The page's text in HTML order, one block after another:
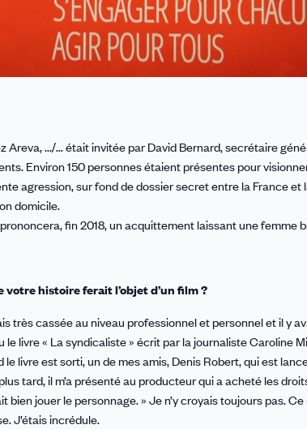
Areva, .../... était invitée par David Bernard, secrétaire
Environ 150 personnes étaient présentes pour
agression, sur fond de dossier secret entre la France et
domicile.
fin 2018, un acquittement laissant une femme
histoire ferait l’objet d’un film ?
très cassée au niveau professionnel et personnel et il y
livre « La syndicaliste » écrit par la journaliste Caroline
livre est sorti, un de mes amis, Denis Robert, qui est
tard, il m’a présenté au producteur qui a acheté les
jouer le personnage. » Je n’y croyais toujours pas. Ce
J’étais incrédule.